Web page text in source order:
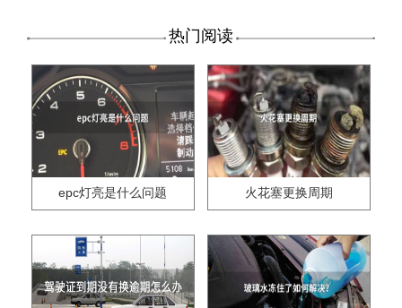
热门阅读
epc灯亮是什么问题 火花塞更换周期